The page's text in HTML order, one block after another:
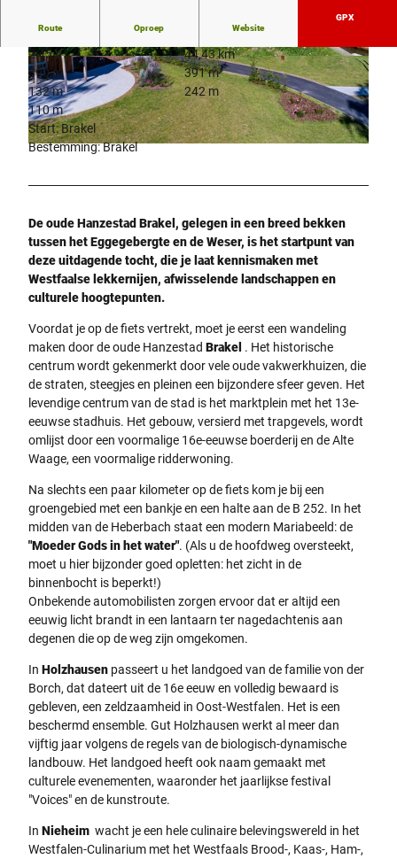
© Teutoburger Wald Tourismus/Stadt Brakel/Frank Spiegel |
© MR-Photodesign, Stadt Brakel
© Teutoburger Wald Tourismus/Stadt Brakel/M
atthias Groppe
Route Oproep Website
GPX
2:45 h
44,43 km
390 m
391 m
132 m
242 m
110 m
Start: Brakel
Bestemming: Brakel
De oude Hanzestad Brakel, gelegen in een breed bekken
tussen het Eggegebergte en de Weser, is het startpunt van
deze uitdagende tocht, die je laat kennismaken met
Westfaalse lekkernijen, afwisselende landschappen en
culturele hoogtepunten.
Voordat je op de fiets vertrekt, moet je eerst een wandeling
maken door de oude Hanzestad Brakel . Het historische
centrum wordt gekenmerkt door vele oude vakwerkhuizen, die
de straten, steegjes en pleinen een bijzondere sfeer geven. Het
levendige centrum van de stad is het marktplein met het 13e-
eeuwse stadhuis. Het gebouw, versierd met trapgevels, wordt
omlijst door een voormalige 16e-eeuwse boerderij en de Alte
Waage, een voormalige ridderwoning.
Na slechts een paar kilometer op de fiets kom je bij een
groengebied met een bankje en een halte aan de B 252. In het
midden van de Heberbach staat een modern Mariabeeld: de
"Moeder Gods in het water". (Als u de hoofdweg oversteekt,
moet u hier bijzonder goed opletten: het zicht in de
binnenbocht is beperkt!)
Onbekende automobilisten zorgen ervoor dat er altijd een
eeuwig licht brandt in een lantaarn ter nagedachtenis aan
degenen die op de weg zijn omgekomen.
In Holzhausen passeert u het landgoed van de familie von der
Borch, dat dateert uit de 16e eeuw en volledig bewaard is
gebleven, een zeldzaamheid in Oost-Westfalen. Het is een
beschermd ensemble. Gut Holzhausen werkt al meer dan
vijftig jaar volgens de regels van de biologisch-dynamische
landbouw. Het landgoed heeft ook naam gemaakt met
culturele evenementen, waaronder het jaarlijkse festival
"Voices" en de kunstroute.
In Nieheim wacht je een hele culinaire belevingswereld in het
Westfalen-Culinarium met het Westfaals Brood-, Kaas-, Ham-,